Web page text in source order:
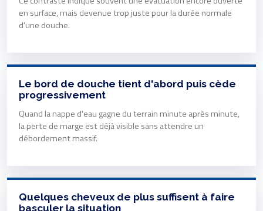
en surface, mais devenue trop juste pour la durée normale
d'une douche.
Le bord de douche tient d'abord puis cède
progressivement
Quand la nappe d'eau gagne du terrain minute après minute,
la perte de marge est déjà visible sans attendre un
débordement massif.
Quelques cheveux de plus suffisent à faire
basculer la situation